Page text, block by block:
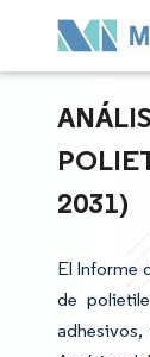
2031)
El Informe
de